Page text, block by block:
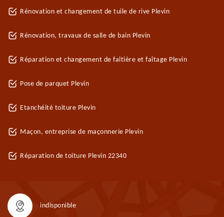
Rénovation et changement de tuile de rive Plevin
Rénovation, travaux de salle de bain Plevin
Réparation et changement de faîtière et faîtage Plevin
Pose de parquet Plevin
Etanchéité toiture Plevin
Maçon, entreprise de maçonnerie Plevin
Réparation de toiture Plevin 22340
indisponible